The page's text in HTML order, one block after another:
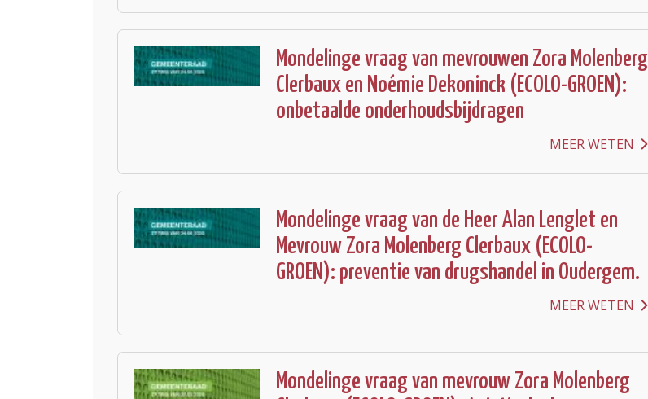
Mondelinge vraag van mevrouwen Zora Molenberg
Clerbaux en Noémie Dekoninck (ECOLO-GROEN):
onbetaalde onderhoudsbijdragen
MEER WETEN
Mondelinge vraag van de Heer Alan Lenglet en
Mevrouw Zora Molenberg Clerbaux (ECOLO-
GROEN): preventie van drugshandel in Oudergem.
MEER WETEN
Mondelinge vraag van mevrouw Zora Molenberg